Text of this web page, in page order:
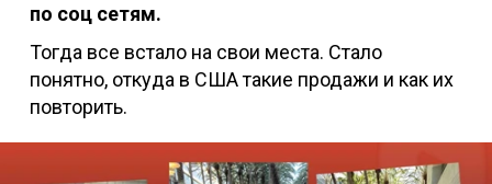
по соц сетям.
Тогда все встало на свои места. Стало
понятно, откуда в США такие продажи и как их
повторить.